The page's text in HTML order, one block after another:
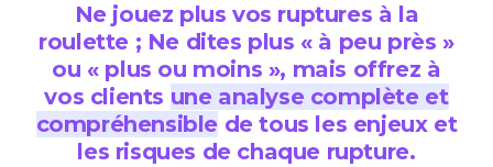
Ne jouez plus vos ruptures à la
roulette ; Ne dites plus « à peu près »
ou « plus ou moins », mais offrez à
vos clients une analyse complète et
compréhensible de tous les enjeux et
les risques de chaque rupture.